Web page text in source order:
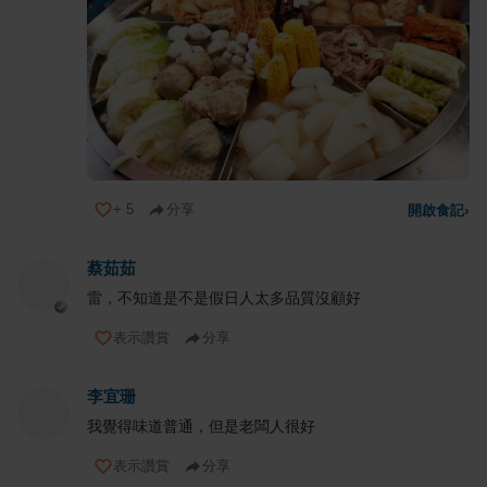
+ 5 分享 開啟食記›
蔡茹茹
雷，不知道是不是假日人太多品質沒顧好
表示讚賞 分享
李宜珊
我覺得味道普通，但是老闆人很好
表示讚賞 分享